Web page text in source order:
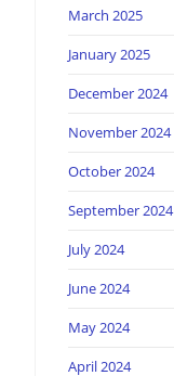
March 2025
January 2025
December 2024
November 2024
October 2024
September 2024
July 2024
June 2024
May 2024
April 2024